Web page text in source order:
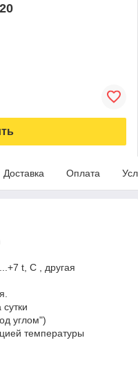
Доставка Оплата
t, C , другая
углом")
температуры